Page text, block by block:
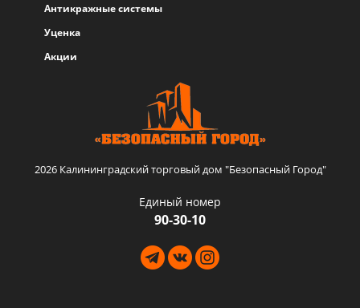
Антикражные системы
Уценка
Акции
2026 Калининградский торговый дом "Безопасный Город"
Единый номер
90-30-10